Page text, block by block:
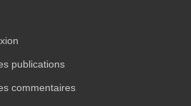
publications
commentaires